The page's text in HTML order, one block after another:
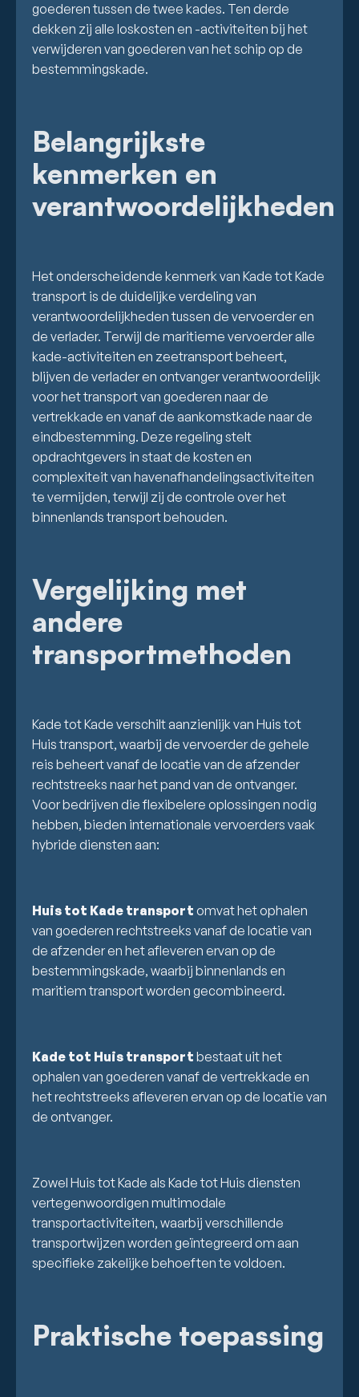
goederen tussen de twee kades. Ten derde
dekken zij alle loskosten en -activiteiten bij het
verwijderen van goederen van het schip op de
bestemmingskade.
Belangrijkste
kenmerken en
verantwoordelijkheden
Het onderscheidende kenmerk van Kade tot Kade
transport is de duidelijke verdeling van
verantwoordelijkheden tussen de vervoerder en
de verlader. Terwijl de maritieme vervoerder alle
kade-activiteiten en zeetransport beheert,
blijven de verlader en ontvanger verantwoordelijk
voor het transport van goederen naar de
vertrekkade en vanaf de aankomstkade naar de
eindbestemming. Deze regeling stelt
opdrachtgevers in staat de kosten en
complexiteit van havenafhandelingsactiviteiten
te vermijden, terwijl zij de controle over het
binnenlands transport behouden.
Vergelijking met
andere
transportmethoden
Kade tot Kade verschilt aanzienlijk van Huis tot
Huis transport, waarbij de vervoerder de gehele
reis beheert vanaf de locatie van de afzender
rechtstreeks naar het pand van de ontvanger.
Voor bedrijven die flexibelere oplossingen nodig
hebben, bieden internationale vervoerders vaak
hybride diensten aan:
Huis tot Kade transport omvat het ophalen
van goederen rechtstreeks vanaf de locatie van
de afzender en het afleveren ervan op de
bestemmingskade, waarbij binnenlands en
maritiem transport worden gecombineerd.
Kade tot Huis transport bestaat uit het
ophalen van goederen vanaf de vertrekkade en
het rechtstreeks afleveren ervan op de locatie van
de ontvanger.
Zowel Huis tot Kade als Kade tot Huis diensten
vertegenwoordigen multimodale
transportactiviteiten, waarbij verschillende
transportwijzen worden geïntegreerd om aan
specifieke zakelijke behoeften te voldoen.
Praktische toepassing